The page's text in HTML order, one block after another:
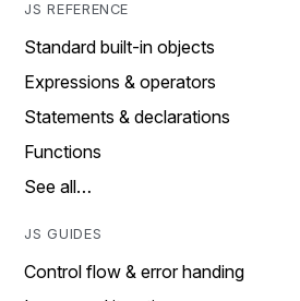
JS REFERENCE
Standard built-in objects
Expressions & operators
Statements & declarations
Functions
See all…
JS GUIDES
Control flow & error handing